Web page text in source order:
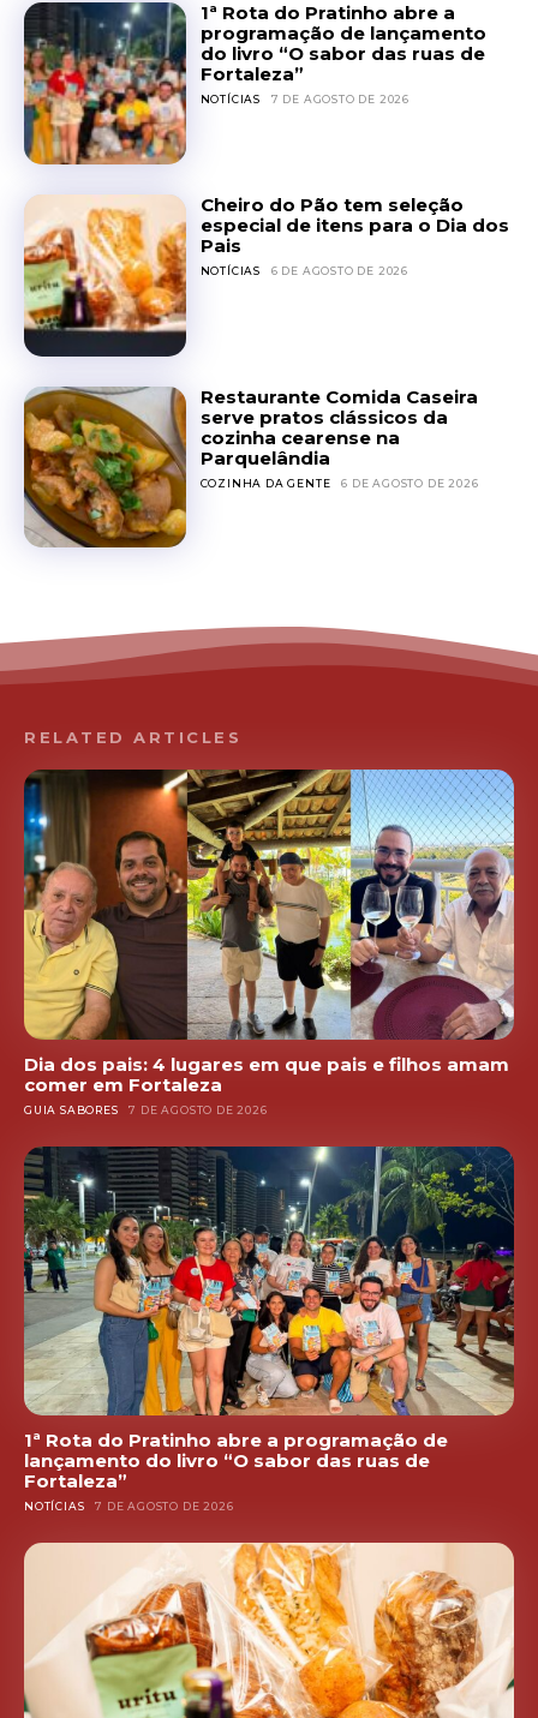
1ª Rota do Pratinho abre a
programação de lançamento
do livro “O sabor das ruas de
Fortaleza”
NOTÍCIAS 7 DE AGOSTO DE 2026
Cheiro do Pão tem seleção
especial de itens para o Dia dos
Pais
NOTÍCIAS 6 DE AGOSTO DE 2026
Restaurante Comida Caseira
serve pratos clássicos da
cozinha cearense na
Parquelândia
COZINHA DA GENTE 6 DE AGOSTO DE 2026
RELATED ARTICLES
Dia dos pais: 4 lugares em que pais e filhos amam
comer em Fortaleza
GUIA SABORES 7 DE AGOSTO DE 2026
1ª Rota do Pratinho abre a programação de
lançamento do livro “O sabor das ruas de
Fortaleza”
NOTÍCIAS 7 DE AGOSTO DE 2026